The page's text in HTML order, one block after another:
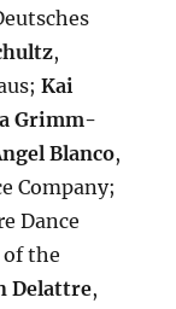
,
Kai
Grimm-
Blanco,
Company;
Dance
of the
Delattre,